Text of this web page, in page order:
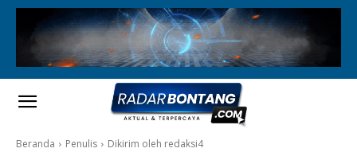
Beranda Penulis Dikirim oleh redaksi4